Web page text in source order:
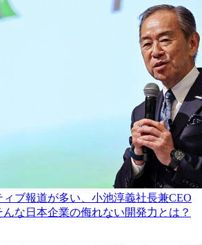
ブ報道が多い、小池淳義社長兼CEO
な日本企業の侮れない開発力とは？